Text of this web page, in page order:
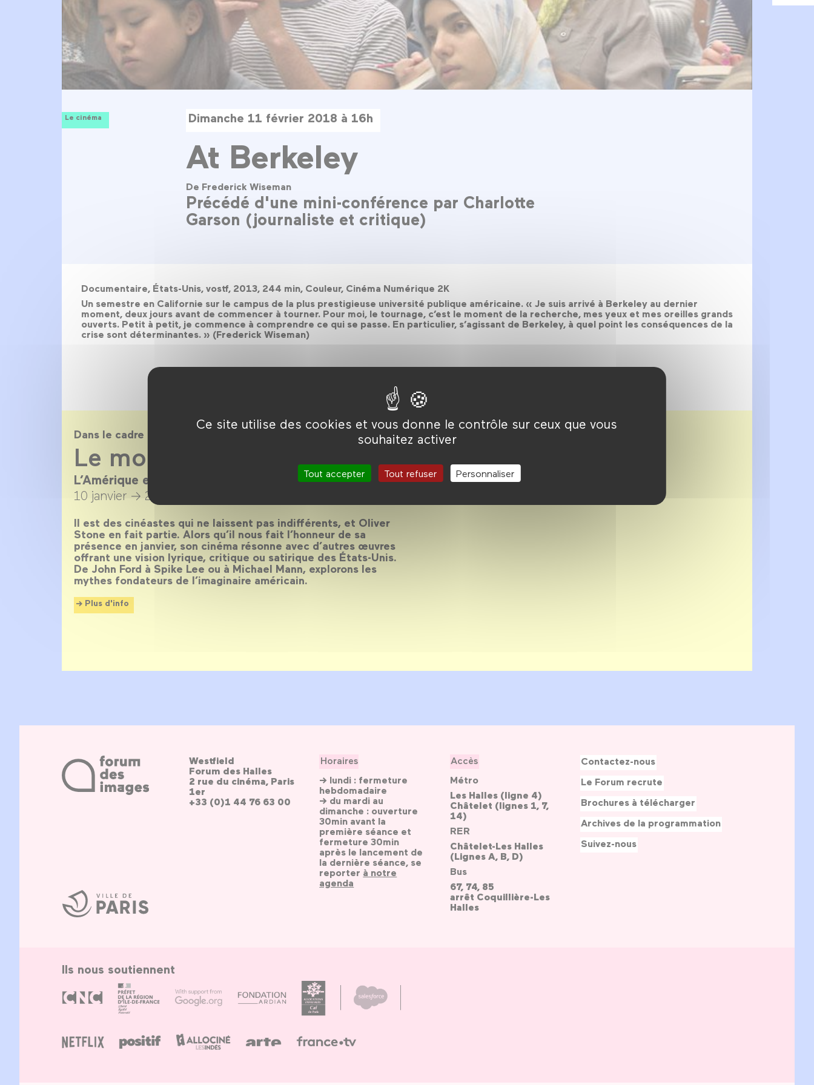
Ce site utilise des cookies et vous donne le contrôle sur ceux que vous
souhaitez activer
Tout accepter Tout refuser Personnaliser
Le cinéma Dimanche 11 février 2018 à 16h
At Berkeley
De Frederick Wiseman
Précédé d'une mini-conférence par Charlotte
Garson (journaliste et critique)
Documentaire, États-Unis, vostf, 2013, 244 min, Couleur, Cinéma Numérique 2K
Un semestre en Californie sur le campus de la plus prestigieuse université publique américaine. « Je suis arrivé à Berkeley au dernier
moment, deux jours avant de commencer à tourner. Pour moi, le tournage, c’est le moment de la recherche, mes yeux et mes oreilles grands
ouverts. Petit à petit, je commence à comprendre ce qui se passe. En particulier, s’agissant de Berkeley, à quel point les conséquences de la
crise sont déterminantes. » (Frederick Wiseman)
Dans le cadre de
Le monde est Stone
L’Amérique en 80 films / en présence d’Oliver Stone
10 janvier → 28 février 2018
Il est des cinéastes qui ne laissent pas indifférents, et Oliver
Stone en fait partie. Alors qu’il nous fait l’honneur de sa
présence en janvier, son cinéma résonne avec d’autres œuvres
offrant une vision lyrique, critique ou satirique des États-Unis.
De John Ford à Spike Lee ou à Michael Mann, explorons les
mythes fondateurs de l’imaginaire américain.
Plus d'info
Ville
de
Paris
Westfield
Forum des Halles
2 rue du cinéma, Paris
1er
+33 (0)1 44 76 63 00
Horaires
→ lundi : fermeture
hebdomadaire
→ du mardi au
dimanche : ouverture
30min avant la
première séance et
fermeture 30min
après le lancement de
la dernière séance, se
reporter à notre
agenda
Accès
Métro
Les Halles (ligne 4)
Châtelet (lignes 1, 7,
14)
RER
Châtelet-Les Halles
(Lignes A, B, D)
Bus
67, 74, 85
arrêt Coquillière-Les
Halles
Contactez-nous
Le Forum recrute
Brochures à télécharger
Archives de la programmation
Suivez-nous
Ils nous soutiennent